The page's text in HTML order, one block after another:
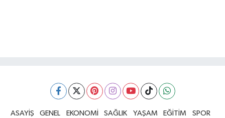
ASAYİŞ GENEL EKONOMİ SAĞLIK YAŞAM EĞİTİM
SPOR